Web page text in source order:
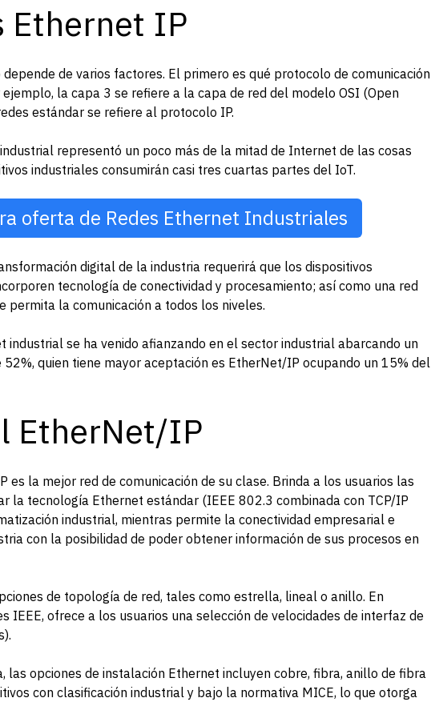
Ethernet IP
de varios factores. El primero es qué protocolo de comunicación
la capa 3 se refiere a la capa de red del modelo OSI (Open
estándar se refiere al protocolo IP.
representó un poco más de la mitad de Internet de las cosas
industriales consumirán casi tres cuartas partes del IoT.
oferta de Redes Ethernet Industriales
digital de la industria requerirá que los dispositivos
tecnología de conectividad y procesamiento; así como una red
permita la comunicación a todos los niveles.
industrial se ha venido afianzando en el sector industrial abarcando un
quien tiene mayor aceptación es EtherNet/IP ocupando un 15% del
EtherNet/IP
es la mejor red de comunicación de su clase. Brinda a los usuarios las
la tecnología Ethernet estándar (IEEE 802.3 combinada con TCP/IP
industrial, mientras permite la conectividad empresarial e
con la posibilidad de poder obtener información de sus procesos en
de topología de red, tales como estrella, lineal o anillo. En
IEEE, ofrece a los usuarios una selección de velocidades de interfaz de
las opciones de instalación Ethernet incluyen cobre, fibra, anillo de fibra
con clasificación industrial y bajo la normativa MICE, lo que otorga